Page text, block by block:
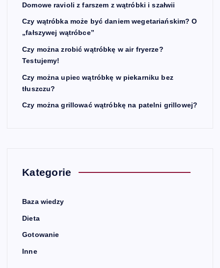
Domowe ravioli z farszem z wątróbki i szałwii
Czy wątróbka może być daniem wegetariańskim? O
„fałszywej wątróbce”
Czy można zrobić wątróbkę w air fryerze?
Testujemy!
Czy można upiec wątróbkę w piekarniku bez
tłuszczu?
Czy można grillować wątróbkę na patelni grillowej?
Kategorie
Baza wiedzy
Dieta
Gotowanie
Inne